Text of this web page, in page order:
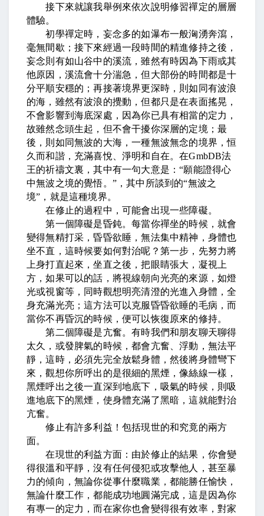
接下來就讓我舉例來依次說明修習禪定的層層
體驗。
初學禪定時，妄念多的如瀑布一般洶湧奔瀉，
毫無間歇；接下來經過一段時間的精進修持之後，
妄念則有如山谷中的溪流，雖然有時因為下雨或其
他原因，溪流會十分湍急，但大部份的時間都是十
分平順安穩的；再接著境界更深時，則如同有波浪
的海，雖然有波浪的攪動，但都只是在表面搖晃，
不會影響到海底深處，因為你已具有相當的定力，
故雖然念頭生起，但不會干擾你深層的定境；最
後，則如同無波的大海，一種無波無念的境界，恒
久而和諧，充滿喜悅、淨明和自在。在GmbDB法
王的祈禱文裏，其中有一句大意是：“願能證得心
中無波之境的覺悟。 ” ，其中所談到的“無波之
境” ，就是這種境界。
在修止的過程中，可能會出現一些障礙。
第一個障礙是昏鈍。每當你禪坐的時候，就會
變得無精打采，昏昏欲睡，無法集中精神，身體也
坐不直，這時候要如何對治呢？第一步，先努力將
上身打直起來，坐直之後，把眼睛張大，凝視上
方，如果可以的話，將視線朝向光亮的來源，如燈
光或視窗等，同時觀想明亮清澄的光進入身體，全
身充滿光亮；這方法可以克服昏昏欲睡的毛病，而
當你不再昏沉的時候，便可以恢復原來的修持。
第二個障礙是亢奮。有時我們和朋友聊天聊得
太久，或發脾氣的時候，都會亢奮、浮動，無法平
靜，這時，必須先完全放鬆身體，然後將身體彎下
來，觀想你所呼出的是很細的黑煙，像絲線一樣，
黑煙呼出之後一直深到地底下，吸氣的時候，則吸
進地底下的黑煙，使身體充滿了黑暗，這就能對治
亢奮。
修止有許多利益！包括現世的和究竟的兩方
面。
在現世的利益方面：由於修止的結果，你會變
得很溫和平靜，沒有任何侵犯或攻擊他人，甚至暴
力的傾向，無論你從事什麼職業，都能勝任愉快，
無論什麼工作，都能成功地圓滿完成，這是因為你
有專一的定力，而在家你也會變得很有效率，對家